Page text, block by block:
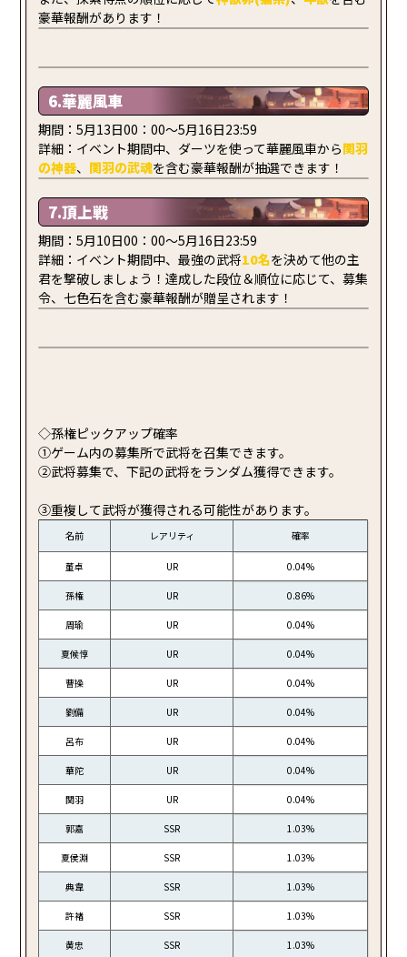
豪華報酬があります！
6.華麗風車
期間：5月13日00：00～5月16日23:59
詳細：イベント期間中、ダーツを使って華麗風車から関羽
の神器、 関羽の武魂を含む豪華報酬が抽選できます！
7.頂上戦
期間：5月10日00：00～5月16日23:59
詳細：イベント期間中、最強の武将10名を決めて他の主
君を撃破しましょう！達成した段位＆順位に応じて、募集
令、七色石を含む豪華報酬が贈呈されます！
◇孫権ピックアップ確率
①ゲーム内の募集所で武将を召集できます。
②武将募集で、下記の武将をランダム獲得できます。
③重複して武将が獲得される可能性があります。
名前 レアリティ 確率
董卓 UR 0.04%
孫権 UR 0.86%
周瑜 UR 0.04%
夏候惇 UR 0.04%
曹操 UR 0.04%
劉備 UR 0.04%
呂布 UR 0.04%
華陀 UR 0.04%
関羽 UR 0.04%
郭嘉 SSR 1.03%
夏侯淵 SSR 1.03%
典韋 SSR 1.03%
許褚 SSR 1.03%
黄忠 SSR 1.03%